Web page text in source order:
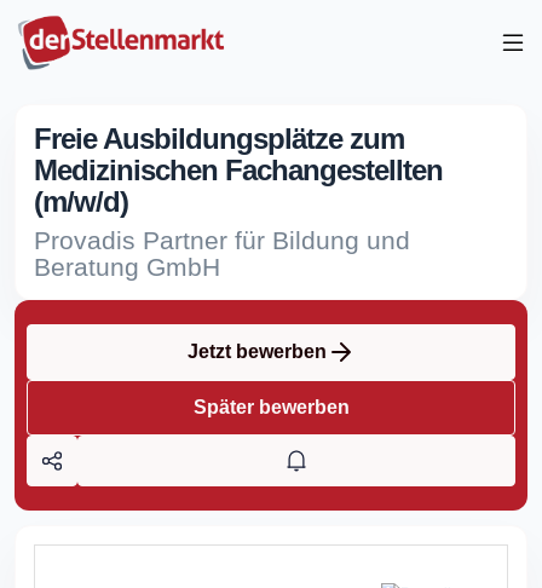
Freie Ausbildungsplätze zum
Medizinischen Fachangestellten
(m/w/d)
Provadis Partner für Bildung und
Beratung GmbH
Jetzt bewerben
Später bewerben